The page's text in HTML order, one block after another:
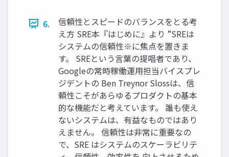
6.
信頼性とスピードのバランスをとる考
え方 SRE本『はじめに』より ”SREは
システムの信頼性※に焦点を置きま
す。 SREという言葉の提唱者であり、
Googleの常時稼働運用担当バイスプレ
ジデントの Ben Treynor Slossは、信
頼性こそがあらゆるプロダクトの基本
的な機能だと考えています。 誰も使え
ないシステムは、有益なものではあり
えません。 信頼性は非常に重要なの
で、SRE はシステムのスケーラビリテ